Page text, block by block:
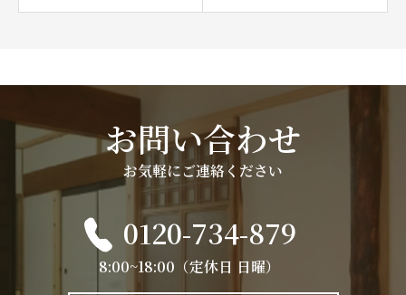
お問い合わせ
お気軽にご連絡ください
0120-734-879
8:00~18:00（定休日 日曜）